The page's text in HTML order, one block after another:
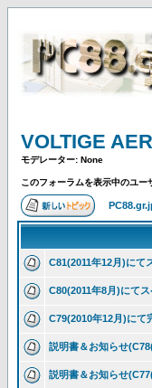
VOLTIGE
モデレーター: None
このフォーラムを表示中のユー
C81(2011年12月)にて
C80(2011年8月)にて
C79(2010年12月)にて
説明書＆お知らせ
説明書＆お知らせ